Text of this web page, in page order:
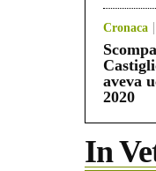
Cronaca
aveva
2020
In